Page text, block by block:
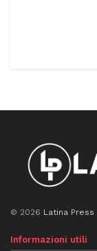
© 2026 Latina Press
Informazioni utili